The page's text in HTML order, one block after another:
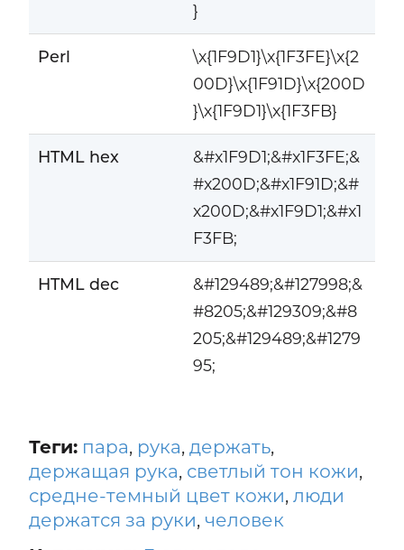
}
Perl
\x{1F9D1}\x{1F3FE}\x{2
00D}\x{1F91D}\x{200D
}\x{1F9D1}\x{1F3FB}
HTML hex
&#x1F9D1;&#x1F3FE;&
#x200D;&#x1F91D;&#
x200D;&#x1F9D1;&#x1
F3FB;
HTML dec
&#129489;&#127998;&
#8205;&#129309;&#8
205;&#129489;&#1279
95;
Теги: пара, рука, держать,
держащая рука, светлый тон кожи,
средне-темный цвет кожи, люди
держатся за руки, человек